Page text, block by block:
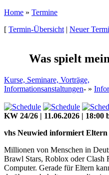
Home » Termine
[ Termin-Übersicht | Neuer
Was spielt
Kurse, Seminare, Vorträge,
Informationsanstaltungen- »
KW 24/26 | 11.06.2026 | 18:00
vhs Neuwied informiert Eltern
Millionen von Menschen in
Brawl Stars, Roblox oder Clash
Computer. Gerade für Eltern